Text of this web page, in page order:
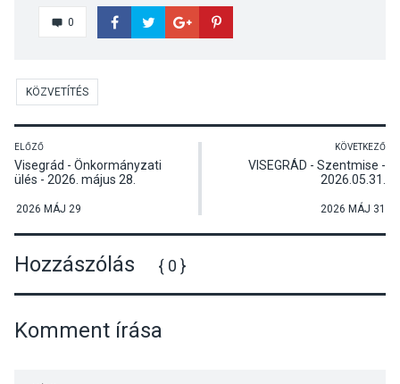
0
KÖZVETÍTÉS
ELŐZŐ
Visegrád - Önkormányzati
ülés - 2026. május 28.
2026 MÁJ 29
KÖVETKEZŐ
VISEGRÁD - Szentmise -
2026.05.31.
2026 MÁJ 31
Hozzászólás { 0 }
Komment írása